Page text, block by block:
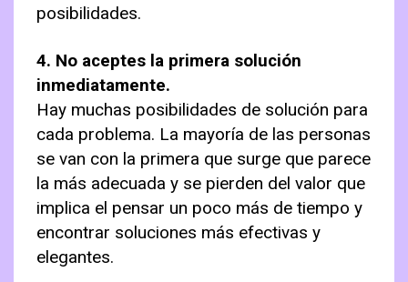
posibilidades.
4. No aceptes la primera solución
inmediatamente.
Hay muchas posibilidades de solución para
cada problema. La mayoría de las personas
se van con la primera que surge que parece
la más adecuada y se pierden del valor que
implica el pensar un poco más de tiempo y
encontrar soluciones más efectivas y
elegantes.